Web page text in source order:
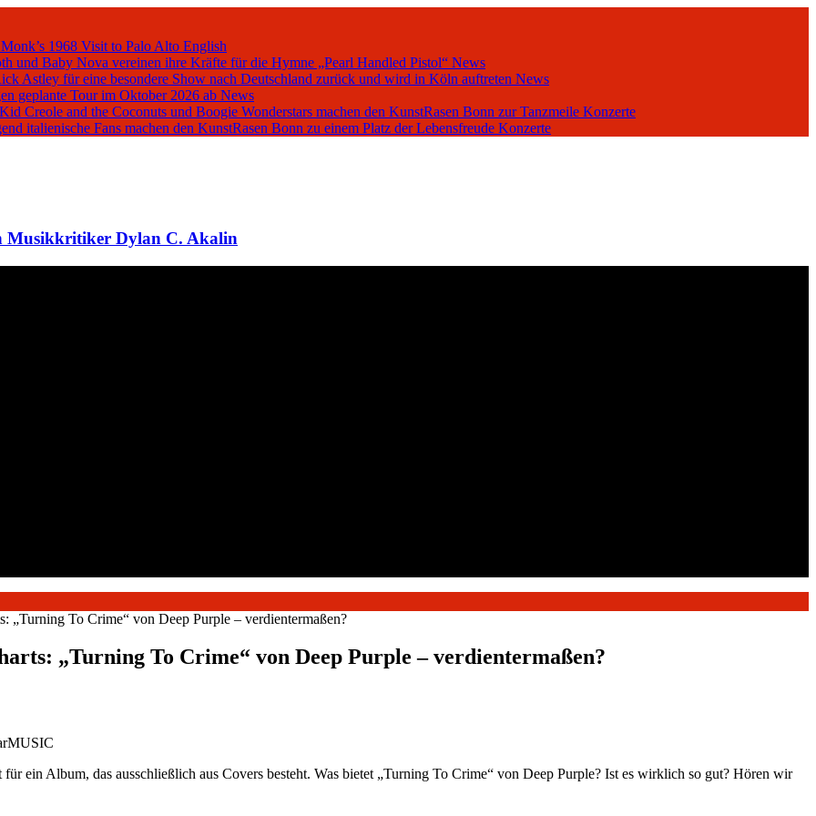
1968 Visit to Palo Alto English
und Baby Nova vereinen ihre Kräfte für die Hymne „Pearl Handled Pistol“ News
Astley für eine besondere Show nach Deutschland zurück und wird in Köln auftreten News
geplante Tour im Oktober 2026 ab News
Creole and the Coconuts und Boogie Wonderstars machen den KunstRasen Bonn zur Tanzmeile Konzerte
italienische Fans machen den KunstRasen Bonn zu einem Platz der Lebensfreude Konzerte
Musikkritiker Dylan C. Akalin
„Turning To Crime“ von Deep Purple – verdientermaßen?
„Turning To Crime“ von Deep Purple – verdientermaßen?
ein Album, das ausschließlich aus Covers besteht. Was bietet „Turning To Crime“ von Deep Purple? Ist es wirklich so gut? Hören wir